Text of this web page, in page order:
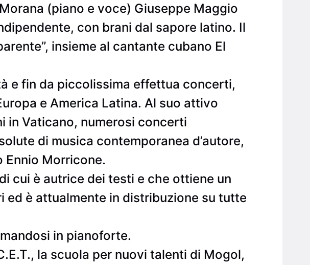
(piano e voce) Giuseppe Maggio
con brani dal sapore latino. Il
insieme al cantante cubano El
e fin da piccolissima effettua concerti,
e America Latina. Al suo attivo
in Vaticano, numerosi concerti
di musica contemporanea d’autore,
Ennio Morricone.
cui è autrice dei testi e che ottiene un
è attualmente in distribuzione su tutte
in pianoforte.
la scuola per nuovi talenti di Mogol,